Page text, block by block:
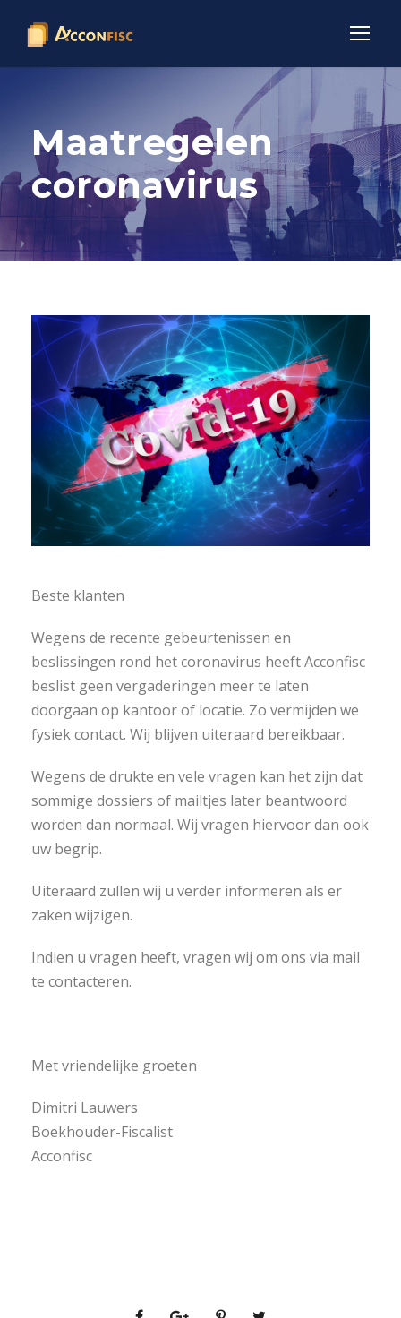
Maatregelen
coronavirus
Beste klanten
Wegens de recente gebeurtenissen en
beslissingen rond het coronavirus heeft Acconfisc
beslist geen vergaderingen meer te laten
doorgaan op kantoor of locatie. Zo vermijden we
fysiek contact. Wij blijven uiteraard bereikbaar.
Wegens de drukte en vele vragen kan het zijn dat
sommige dossiers of mailtjes later beantwoord
worden dan normaal. Wij vragen hiervoor dan ook
uw begrip.
Uiteraard zullen wij u verder informeren als er
zaken wijzigen.
Indien u vragen heeft, vragen wij om ons via mail
te contacteren.
Met vriendelijke groeten
Dimitri Lauwers
Boekhouder-Fiscalist
Acconfisc